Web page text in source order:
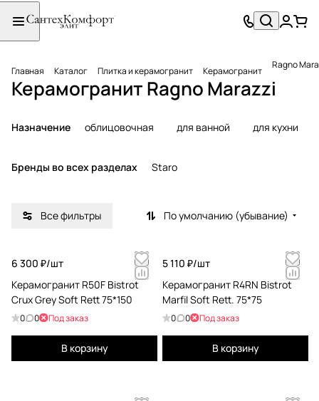
Главная Каталог Плитка и керамогранит Керамогранит Ragno
Керамогранит Ragno Marazzi
Назначение облицовочная для ванной для кухни
Бренды во всех разделах Staro
Все фильтры По умолчанию (убывание)
6 300 ₽/шт
Керамогранит R50F Bistrot
Crux Grey Soft Rett 75*150
0 0 Под заказ
В корзину
5 110 ₽/шт
Керамогранит R4RN Bistrot
Marfil Soft Rett. 75*75
0 0 Под заказ
В корзину